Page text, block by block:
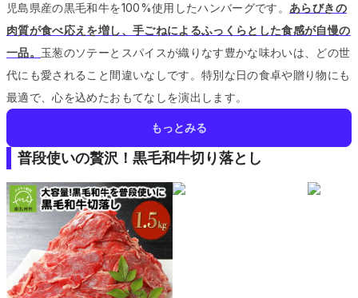
児島県産の黒毛和牛を100%使用したハンバーグです。 あらびきの
肉質が食べ応えを増し、手ごねによるふっくらとした食感が自慢の
一品。 玉葱のソテーとスパイスが織りなす豊かな味わいは、どの世
代にも愛されること間違いなしです。 特別な日の食卓や贈り物にも
最適で、心を込めたおもてなしを演出します。
もっとみる
普段使いの贅沢！黒毛和牛切り落とし